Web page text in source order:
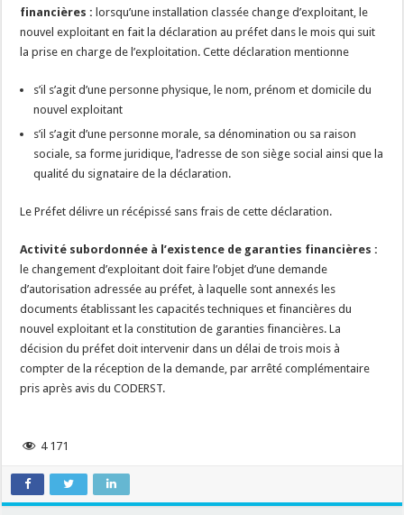
financières : lorsqu’une installation classée change d’exploitant, le
nouvel exploitant en fait la déclaration au préfet dans le mois qui suit
la prise en charge de l’exploitation. Cette déclaration mentionne
s’il s’agit d’une personne physique, le nom, prénom et domicile du
nouvel exploitant
s’il s’agit d’une personne morale, sa dénomination ou sa raison
sociale, sa forme juridique, l’adresse de son siège social ainsi que la
qualité du signataire de la déclaration.
Le Préfet délivre un récépissé sans frais de cette déclaration.
Activité subordonnée à l’existence de garanties financières :
le changement d’exploitant doit faire l’objet d’une demande
d’autorisation adressée au préfet, à laquelle sont annexés les
documents établissant les capacités techniques et financières du
nouvel exploitant et la constitution de garanties financières. La
décision du préfet doit intervenir dans un délai de trois mois à
compter de la réception de la demande, par arrêté complémentaire
pris après avis du CODERST.
4 171